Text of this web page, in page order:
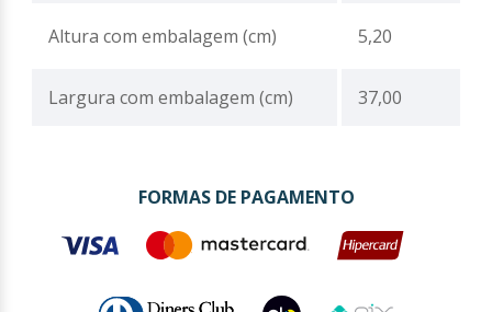
Altura com embalagem (cm) 5,20
Largura com embalagem (cm) 37,00
FORMAS DE PAGAMENTO